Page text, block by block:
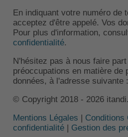
En indiquant votre numéro de
acceptez d'être appelé. Vos
Pour plus d'information,
confidentialité.
N'hésitez pas à nous faire
préoccupations en matière de
données, à l'adresse suivante
© Copyright 2018 - 2026
Mentions Légales | Conditions
confidentialité| Gestion des